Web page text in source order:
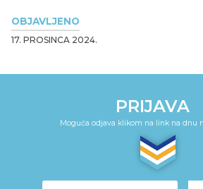
OBJAVLJENO
17. PROSINCA 2024.
PRIJAVA
Moguća odjava klikom na link na dnu